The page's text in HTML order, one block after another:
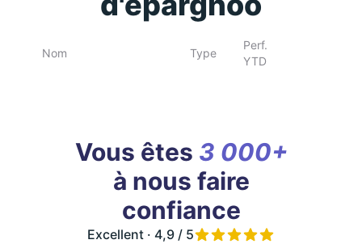
Nom Type
Perf.
YTD
Vous êtes 3 000+
à nous faire
confiance
Excellent · 4,9 / 5